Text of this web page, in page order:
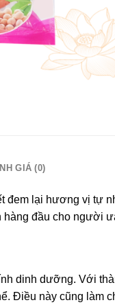
GIÁ (0)
đem lại hương vị tự
đầu cho người
dinh dưỡng. Với
Điều này cũng làm